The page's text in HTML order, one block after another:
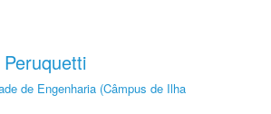
de Engenharia (Câmpus de Ilha